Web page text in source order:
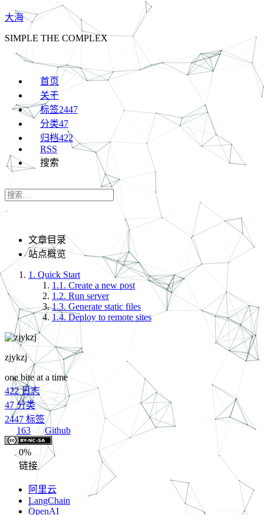
大海
SIMPLE THE COMPLEX
首页
关于
标签2447
分类47
归档422
RSS
搜索
文章目录
站点概览
1. Quick Start
1.1. Create a new post
1.2. Run server
1.3. Generate static files
1.4. Deploy to remote sites
zjykzj
one bite at a time
422 日志
47 分类
2447 标签
163
Github
0%
链接
阿里云
LangChain
OpenAI